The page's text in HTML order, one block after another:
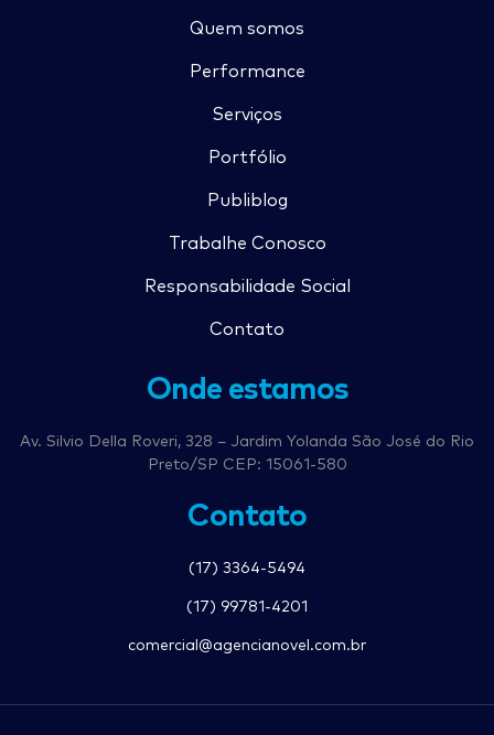
Quem somos
Performance
Serviços
Portfólio
Publiblog
Trabalhe Conosco
Responsabilidade Social
Contato
Onde estamos
Av. Silvio Della Roveri, 328 – Jardim Yolanda São José do Rio
Preto/SP CEP: 15061-580
Contato
(17) 3364-5494
(17) 99781-4201
comercial@agencianovel.com.br